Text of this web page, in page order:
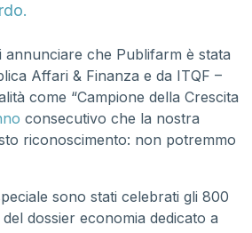
annunciare che Publifarm è stata
Affari & Finanza e da ITQF –
come “Campione della Crescita
consecutivo che la nostra
riconoscimento: non potremmo
sono stati celebrati gli 800
dossier economia dedicato a